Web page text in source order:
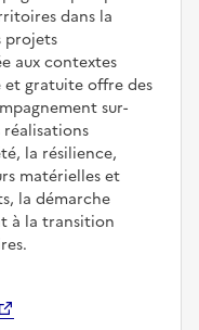
dans la
projets
aux contextes
et gratuite offre des
sur-
réalisations
la résilience,
matérielles et
la démarche
à la transition